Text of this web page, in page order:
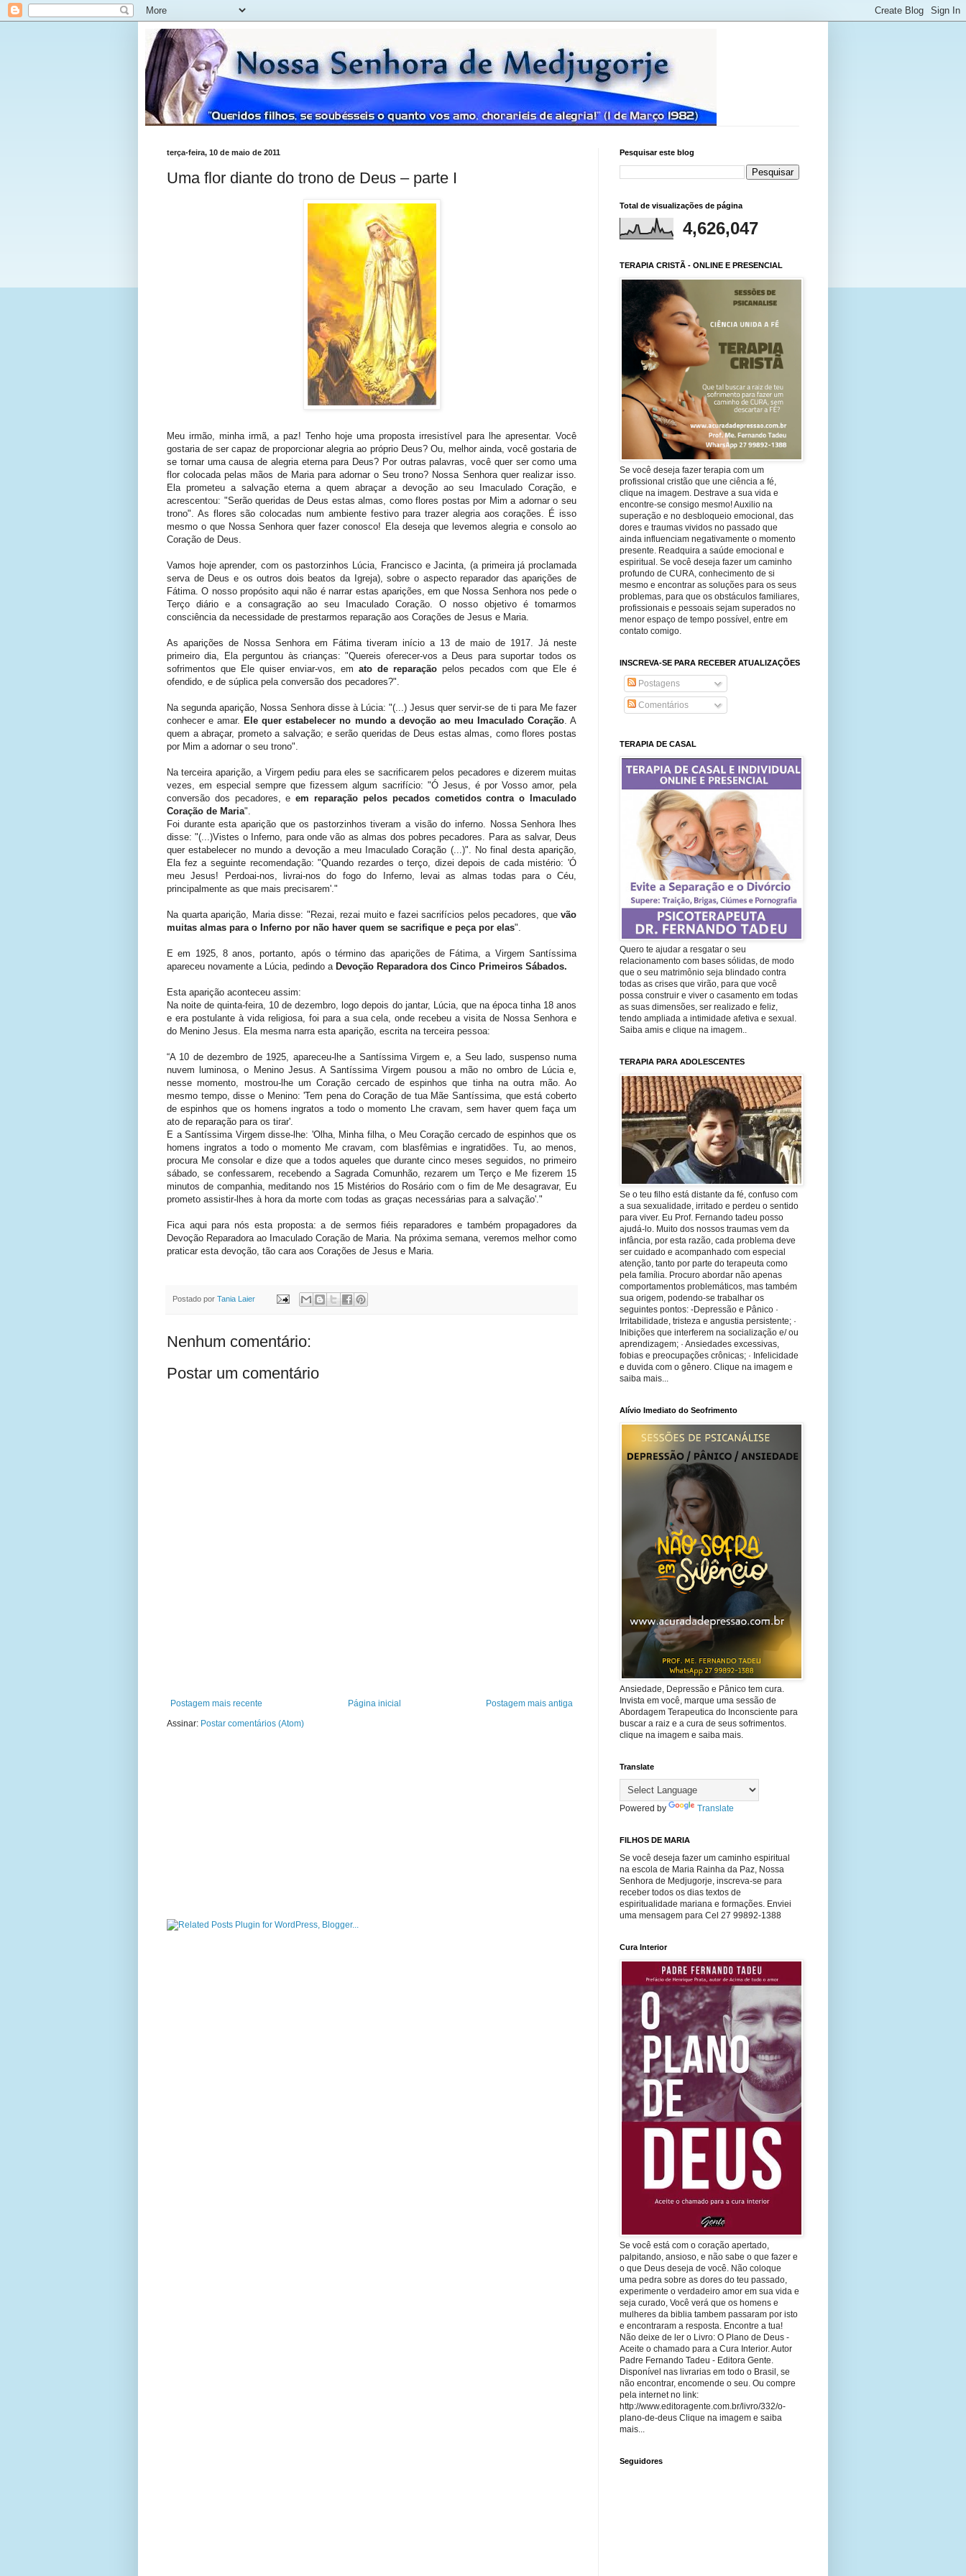
terça-feira, 10 de maio de 2011
Uma flor diante do trono de Deus – parte I
Meu irmão, minha irmã, a paz! Tenho hoje uma proposta irresistível para lhe apresentar. Você
gostaria de ser capaz de proporcionar alegria ao próprio Deus? Ou, melhor ainda, você gostaria de
se tornar uma causa de alegria eterna para Deus? Por outras palavras, você quer ser como uma
flor colocada pelas mãos de Maria para adornar o Seu trono? Nossa Senhora quer realizar isso.
Ela prometeu a salvação eterna a quem abraçar a devoção ao seu Imaculado Coração, e
acrescentou: "Serão queridas de Deus estas almas, como flores postas por Mim a adornar o seu
trono". As flores são colocadas num ambiente festivo para trazer alegria aos corações. É isso
mesmo o que Nossa Senhora quer fazer conosco! Ela deseja que levemos alegria e consolo ao
Coração de Deus.
Vamos hoje aprender, com os pastorzinhos Lúcia, Francisco e Jacinta, (a primeira já proclamada
serva de Deus e os outros dois beatos da Igreja), sobre o aspecto reparador das aparições de
Fátima. O nosso propósito aqui não é narrar estas aparições, em que Nossa Senhora nos pede o
Terço diário e a consagração ao seu Imaculado Coração. O nosso objetivo é tomarmos
consciência da necessidade de prestarmos reparação aos Corações de Jesus e Maria.
As aparições de Nossa Senhora em Fátima tiveram início a 13 de maio de 1917. Já neste
primeiro dia, Ela perguntou às crianças: "Quereis oferecer-vos a Deus para suportar todos os
sofrimentos que Ele quiser enviar-vos, em ato de reparação pelos pecados com que Ele é
ofendido, e de súplica pela conversão dos pecadores?".
Na segunda aparição, Nossa Senhora disse à Lúcia: "(...) Jesus quer servir-se de ti para Me fazer
conhecer e amar.Ele quer estabelecer no mundo a devoção ao meu Imaculado Coração. A
quem a abraçar, prometo a salvação; e serão queridas de Deus estas almas, como flores postas
por Mim a adornar o seu trono".
Na terceira aparição, a Virgem pediu para eles se sacrificarem pelos pecadores e dizerem muitas
vezes, em especial sempre que fizessem algum sacrifício: "Ó Jesus, é por Vosso amor, pela
conversão dos pecadores, eem reparação pelos pecados cometidos contra o Imaculado
Coração de Maria".
Foi durante esta aparição que os pastorzinhos tiveram a visão do inferno. Nossa Senhora lhes
disse: "(...)Vistes o Inferno, para onde vão as almas dos pobres pecadores. Para as salvar, Deus
quer estabelecer no mundo a devoção a meu Imaculado Coração (...)". No final desta aparição,
Ela fez a seguinte recomendação: "Quando rezardes o terço, dizei depois de cada mistério: 'Ó
meu Jesus! Perdoai-nos, livrai-nos do fogo do Inferno, levai as almas todas para o Céu,
principalmente as que mais precisarem'."
Na quarta aparição, Maria disse: "Rezai, rezai muito e fazei sacrifícios pelos pecadores, que vão
muitas almas para o Inferno por não haver quem se sacrifique e peça por elas".
E em 1925, 8 anos, portanto, após o término das aparições de Fátima, a Virgem Santíssima
apareceu novamente a Lúcia, pedindo a Devoção Reparadora dos Cinco Primeiros Sábados.
Esta aparição aconteceu assim:
Na noite de quinta-feira, 10 de dezembro, logo depois do jantar, Lúcia, que na época tinha 18 anos
e era postulante à vida religiosa, foi para a sua cela, onde recebeu a visita de Nossa Senhora e
do Menino Jesus. Ela mesma narra esta aparição, escrita na terceira pessoa:
“A 10 de dezembro de 1925, apareceu-lhe a Santíssima Virgem e, a Seu lado, suspenso numa
nuvem luminosa, o Menino Jesus. A Santíssima Virgem pousou a mão no ombro de Lúcia e,
nesse momento, mostrou-lhe um Coração cercado de espinhos que tinha na outra mão. Ao
mesmo tempo, disse o Menino: 'Tem pena do Coração de tua Mãe Santíssima, que está coberto
de espinhos que os homens ingratos a todo o momento Lhe cravam, sem haver quem faça um
ato de reparação para os tirar'.
E a Santíssima Virgem disse-lhe: 'Olha, Minha filha, o Meu Coração cercado de espinhos que os
homens ingratos a todo o momento Me cravam, com blasfêmias e ingratidões. Tu, ao menos,
procura Me consolar e dize que a todos aqueles que durante cinco meses seguidos, no primeiro
sábado, se confessarem, recebendo a Sagrada Comunhão, rezarem um Terço e Me fizerem 15
minutos de companhia, meditando nos 15 Mistérios do Rosário com o fim de Me desagravar, Eu
prometo assistir-lhes à hora da morte com todas as graças necessárias para a salvação'."
Fica aqui para nós esta proposta: a de sermos fiéis reparadores e também propagadores da
Devoção Reparadora ao Imaculado Coração de Maria. Na próxima semana, veremos melhor como
praticar esta devoção, tão cara aos Corações de Jesus e Maria.
Postado por Tania Laier
Nenhum comentário:
Postar um comentário
Postagem mais recente Postagem mais antiga
Página inicial
Assinar: Postar comentários (Atom)
Pesquisar este blog
Total de visualizações de página
4,626,047
TERAPIA CRISTÃ - ONLINE E PRESENCIAL
Se você deseja fazer terapia com um
profissional cristão que une ciência a fé,
clique na imagem. Destrave a sua vida e
encontre-se consigo mesmo! Auxilio na
superação e no desbloqueio emocional, das
dores e traumas vividos no passado que
ainda influenciam negativamente o momento
presente. Readquira a saúde emocional e
espiritual. Se você deseja fazer um caminho
profundo de CURA, conhecimento de si
mesmo e encontrar as soluções para os seus
problemas, para que os obstáculos familiares,
profissionais e pessoais sejam superados no
menor espaço de tempo possível, entre em
contato comigo.
INSCREVA-SE PARA RECEBER ATUALIZAÇÕES
Postagens
Comentários
TERAPIA DE CASAL
Quero te ajudar a resgatar o seu
relacionamento com bases sólidas, de modo
que o seu matrimônio seja blindado contra
todas as crises que virão, para que você
possa construir e viver o casamento em todas
as suas dimensões, ser realizado e feliz,
tendo ampliada a intimidade afetiva e sexual.
Saiba amis e clique na imagem..
TERAPIA PARA ADOLESCENTES
Se o teu filho está distante da fé, confuso com
a sua sexualidade, irritado e perdeu o sentido
para viver. Eu Prof. Fernando tadeu posso
ajudá-lo. Muito dos nossos traumas vem da
infância, por esta razão, cada problema deve
ser cuidado e acompanhado com especial
atenção, tanto por parte do terapeuta como
pela família. Procuro abordar não apenas
comportamentos problemáticos, mas também
sua origem, podendo-se trabalhar os
seguintes pontos: -Depressão e Pânico ·
Irritabilidade, tristeza e angustia persistente; ·
Inibições que interferem na socialização e/ ou
aprendizagem; · Ansiedades excessivas,
fobias e preocupações crônicas; · Infelicidade
e duvida com o gênero. Clique na imagem e
saiba mais...
Alívio Imediato do Seofrimento
Ansiedade, Depressão e Pânico tem cura.
Invista em você, marque uma sessão de
Abordagem Terapeutica do Inconsciente para
buscar a raiz e a cura de seus sofrimentos.
clique na imagem e saiba mais.
Translate
Powered by Translate
FILHOS DE MARIA
Se você deseja fazer um caminho espiritual
na escola de Maria Rainha da Paz, Nossa
Senhora de Medjugorje, inscreva-se para
receber todos os dias textos de
espiritualidade mariana e formações. Enviei
uma mensagem para Cel 27 99892-1388
Cura Interior
Se você está com o coração apertado,
palpitando, ansioso, e não sabe o que fazer e
o que Deus deseja de você. Não coloque
uma pedra sobre as dores do teu passado,
experimente o verdadeiro amor em sua vida e
seja curado, Você verá que os homens e
mulheres da biblia tambem passaram por isto
e encontraram a resposta. Encontre a tua!
Não deixe de ler o Livro: O Plano de Deus -
Aceite o chamado para a Cura Interior. Autor
Padre Fernando Tadeu - Editora Gente.
Disponível nas livrarias em todo o Brasil, se
não encontrar, encomende o seu. Ou compre
pela internet no link:
http://www.editoragente.com.br/livro/332/o-
plano-de-deus Clique na imagem e saiba
mais...
Seguidores